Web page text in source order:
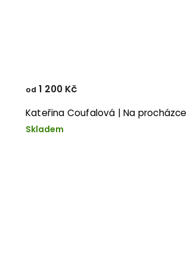
Kateřina Coufalová | Na procházce
Skladem
od 1 200 Kč